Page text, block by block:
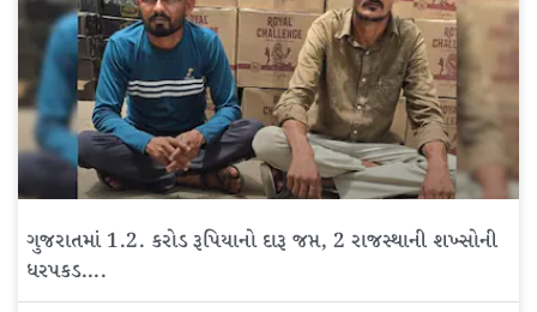
ગુજરાતમાં 1.2. કરોડ રૂપિયાનો દારૂ જપ્ત, 2 રાજસ્થાની શખ્સોની
ધરપકડ….